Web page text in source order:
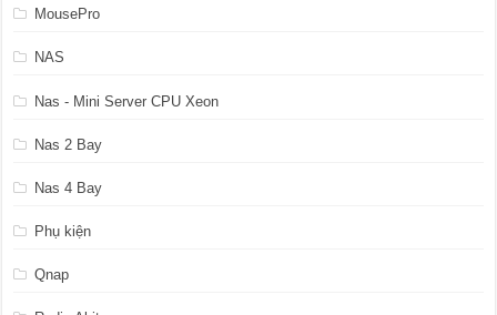
MousePro
NAS
Nas - Mini Server CPU Xeon
Nas 2 Bay
Nas 4 Bay
Phụ kiện
Qnap